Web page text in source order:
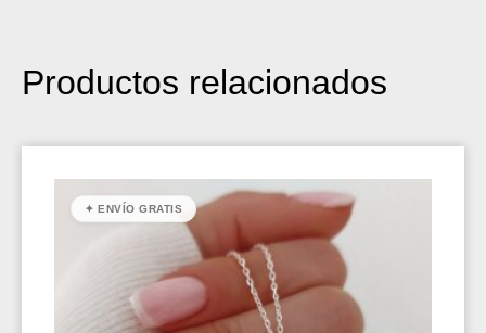
Productos relacionados
✦ ENVÍO GRATIS